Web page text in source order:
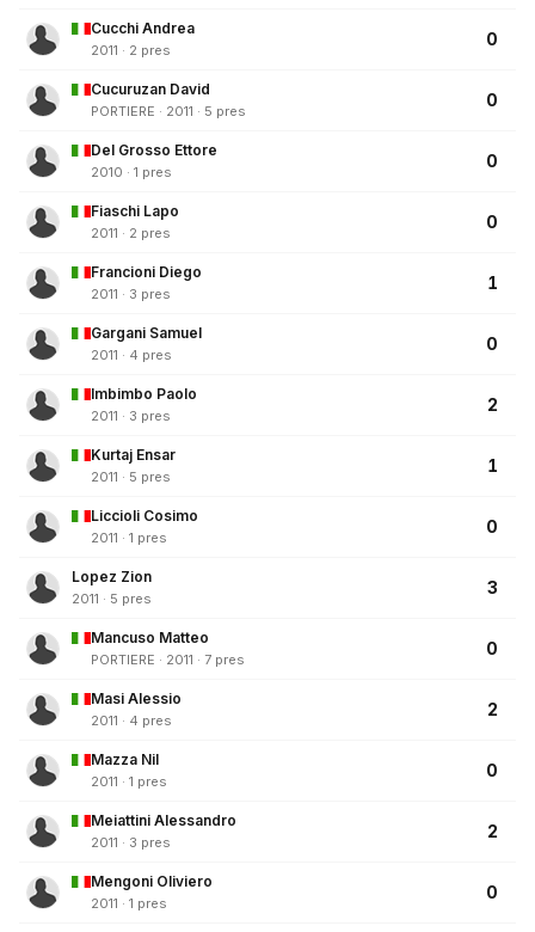
Cucchi Andrea
2011 · 2 pres
0
Cucuruzan David
PORTIERE · 2011 · 5 pres
0
Del Grosso Ettore
2010 · 1 pres
0
Fiaschi Lapo
2011 · 2 pres
0
Francioni Diego
2011 · 3 pres
1
Gargani Samuel
2011 · 4 pres
0
Imbimbo Paolo
2011 · 3 pres
2
Kurtaj Ensar
2011 · 5 pres
1
Liccioli Cosimo
2011 · 1 pres
0
Lopez Zion
2011 · 5 pres
3
Mancuso Matteo
PORTIERE · 2011 · 7 pres
0
Masi Alessio
2011 · 4 pres
2
Mazza Nil
2011 · 1 pres
0
Meiattini Alessandro
2011 · 3 pres
2
Mengoni Oliviero
2011 · 1 pres
0